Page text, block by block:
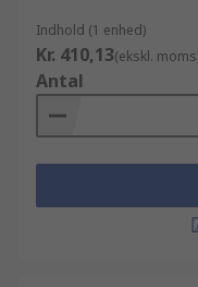
Indhold (1 enhed)
Kr. 410,13(ekskl.
Antal